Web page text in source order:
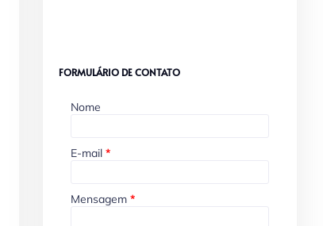
FORMULÁRIO DE CONTATO
Nome
E-mail *
Mensagem *